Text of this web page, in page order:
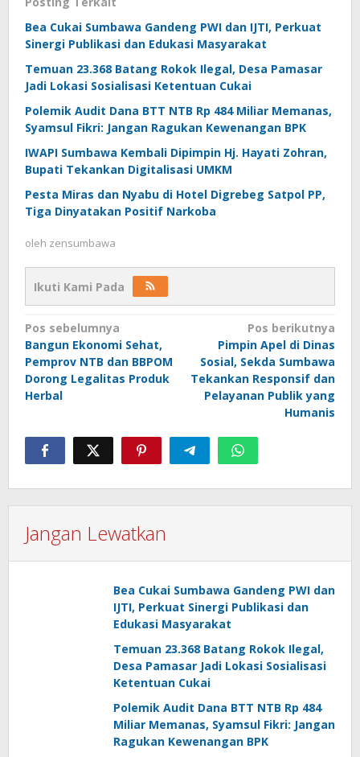
Bea Cukai Sumbawa Gandeng PWI dan IJTI, Perkuat
Sinergi Publikasi dan Edukasi Masyarakat
Temuan 23.368 Batang Rokok Ilegal, Desa Pamasar
Jadi Lokasi Sosialisasi Ketentuan Cukai
Polemik Audit Dana BTT NTB Rp 484 Miliar Memanas,
Syamsul Fikri: Jangan Ragukan Kewenangan BPK
IWAPI Sumbawa Kembali Dipimpin Hj. Hayati Zohran,
Bupati Tekankan Digitalisasi UMKM
Pesta Miras dan Nyabu di Hotel Digrebeg Satpol PP,
Tiga Dinyatakan Positif Narkoba
oleh zensumbawa
Ikuti Kami Pada
Navigasi
pos
Pos sebelumnya
Bangun Ekonomi Sehat,
Pemprov NTB dan BBPOM
Dorong Legalitas Produk
Herbal
Pos berikutnya
Pimpin Apel di Dinas
Sosial, Sekda Sumbawa
Tekankan Responsif dan
Pelayanan Publik yang
Humanis
Jangan Lewatkan
Bea Cukai Sumbawa Gandeng PWI dan
IJTI, Perkuat Sinergi Publikasi dan
Edukasi Masyarakat
Temuan 23.368 Batang Rokok Ilegal,
Desa Pamasar Jadi Lokasi Sosialisasi
Ketentuan Cukai
Polemik Audit Dana BTT NTB Rp 484
Miliar Memanas, Syamsul Fikri: Jangan
Ragukan Kewenangan BPK